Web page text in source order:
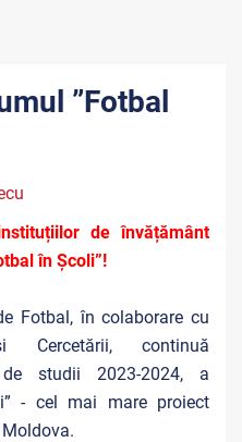
”Fotbal
de învățământ
în Școli”!
Fotbal, în colaborare cu
Cercetării, continuă
studii 2023-2024, a
- cel mai mare proiect